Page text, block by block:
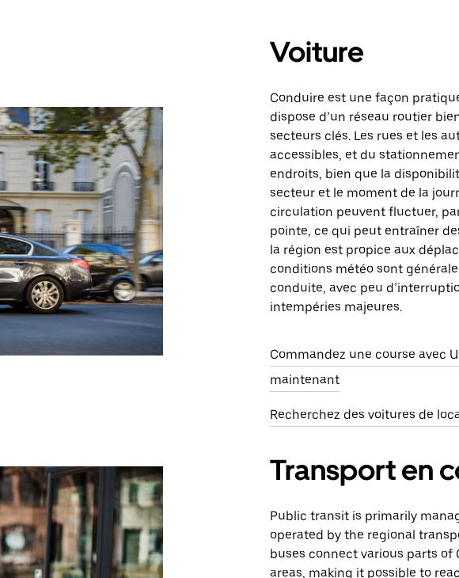
Voiture
Conduire est une façon
dispose d’un réseau routier
secteurs clés. Les rues et les
accessibles, et du
endroits, bien que la
secteur et le moment de la
circulation peuvent fluctuer,
pointe, ce qui peut entraîner
la région est propice aux
conditions météo sont
conduite, avec peu
intempéries majeures.
Commandez une course avec
maintenant
Recherchez des voitures de
Transport en
Public transit is primarily
operated by the regional
buses connect various parts of
areas, making it possible to